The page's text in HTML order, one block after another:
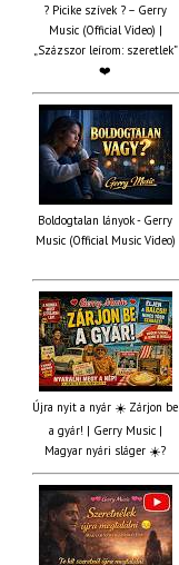
? Picike szívek ? – Gerry
Music (Official Video) |
„Százszor leírom: szeretlek”
❤️
Boldogtalan lányok - Gerry
Music (Official Music Video)
Újra nyit a nyár ☀️ Zárjon be
a gyár! | Gerry Music |
Magyar nyári sláger ☀️?